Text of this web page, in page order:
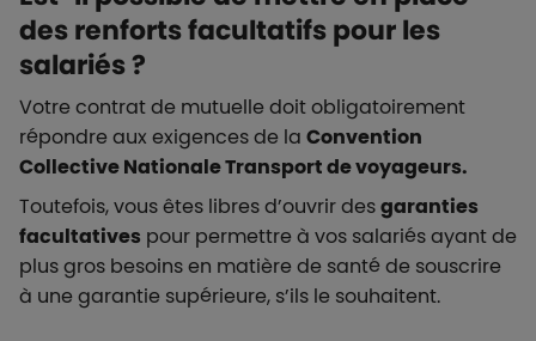
des renforts facultatifs pour les
salariés ?
Votre contrat de mutuelle doit obligatoirement
répondre aux exigences de la Convention
Collective Nationale Transport de voyageurs.
Toutefois, vous êtes libres d’ouvrir desgaranties
facultatives pour permettre à vos salariés ayant de
plus gros besoins en matière de santé de souscrire
à une garantie supérieure, s’ils le souhaitent.